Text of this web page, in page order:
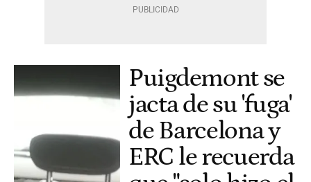
Puigdemont se
jacta de su 'fuga'
de Barcelona y
ERC le recuerda